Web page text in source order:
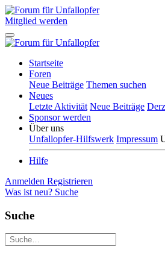
Mitglied werden
Startseite
Foren
Neue Beiträge Themen suchen
Neues
Letzte Aktivität Neue Beiträge
Sponsor werden
Über uns
Unfallopfer-Hilfswerk Impressum
Hilfe
Anmelden Registrieren
Was ist neu? Suche
Suche